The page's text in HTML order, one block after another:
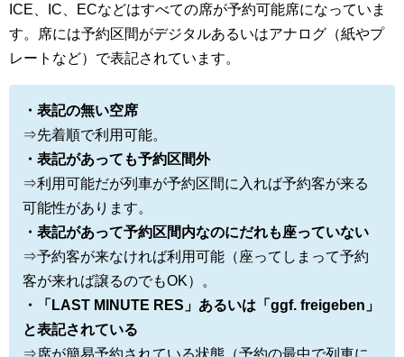
ICE、IC、ECなどはすべての席が予約可能席になっていま
す。席には予約区間がデジタルあるいはアナログ（紙やプ
レートなど）で表記されています。
・表記の無い空席
⇒先着順で利用可能。
・表記があっても予約区間外
⇒利用可能だが列車が予約区間に入れば予約客が来る
可能性があります。
・表記があって予約区間内なのにだれも座っていない
⇒予約客が来なければ利用可能（座ってしまって予約
客が来れば譲るのでもOK）。
・「LAST MINUTE RES」あるいは「ggf. freigeben」
と表記されている
⇒席が簡易予約されている状態（予約の最中で列車に